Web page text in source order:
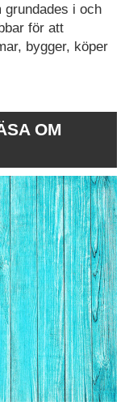
grundades i och
för att
bygger, köper
OM